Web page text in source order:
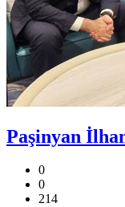
Paşinyan
0
0
214